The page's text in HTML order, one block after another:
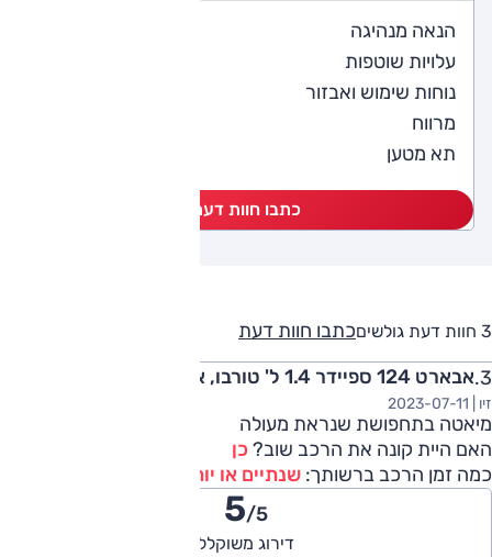
הנאה מנהיגה
עלויות שוטפות
נוחות שימוש ואבזור
מרווח
תא מטען
כתבו חוות דעת
3 חוות דעת גולשים כתבו חוות דעת
אבארט 124 ספיידר 1.4 ל' טורבו, אוט' 2017
זיו | 2023-07-11
מיאטה בתחפושת שנראת מעולה
האם היית קונה את הרכב שוב? כן
כמה זמן הרכב ברשותך: שנתיים או יותר
5/5
דירוג משוקלל